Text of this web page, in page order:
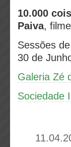
10.000
Paiva,
Sessões
30 de
Galeria Zé
Sociedade